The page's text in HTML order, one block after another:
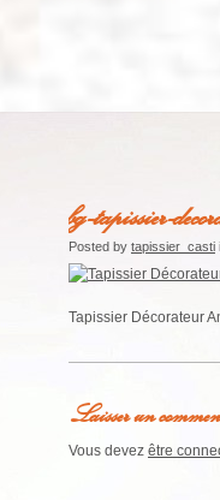
bg-tapissier-
Posted by tapissier_casti
Tapissier Décorateur
Laisser un
Vous devez être